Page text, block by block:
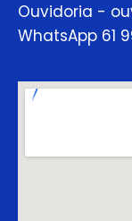
Ouvidoria -
WhatsApp 61